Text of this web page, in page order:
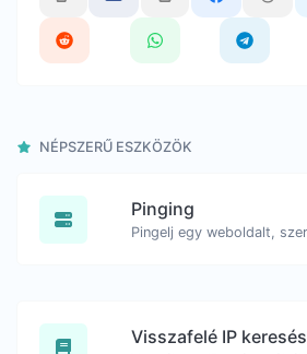
NÉPSZERŰ ESZKÖZÖK
Pinging
Visszafelé IP keresés